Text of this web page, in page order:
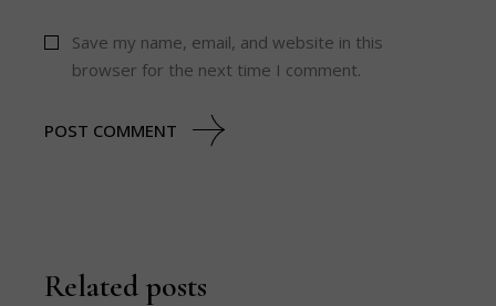
Save my name, email, and website in this
browser for the next time I comment.
POST COMMENT
Related posts